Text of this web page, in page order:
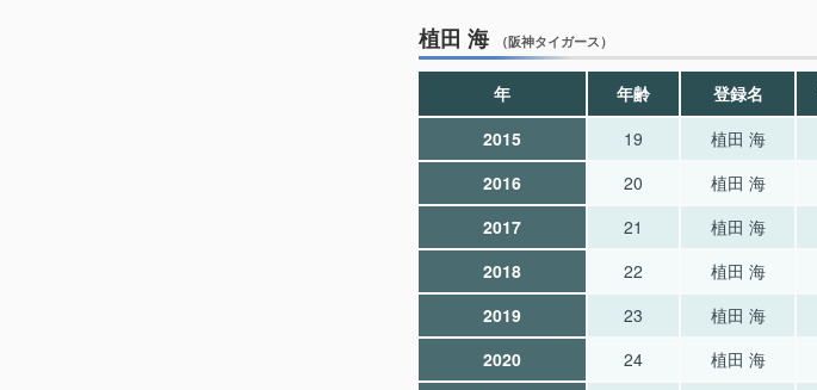
植田 海 （阪神タイガース）
年 年齢 登録名
2015 19 植田 海
2016
20 植田 海
2017
21 植田 海
2018
22 植田 海
2019
23 植田 海
2020
24 植田 海